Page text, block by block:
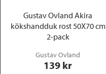
Gustav Ovland Akira
kökshandduk rost 50X70 cm
2-pack
Gustav Ovland
139 kr